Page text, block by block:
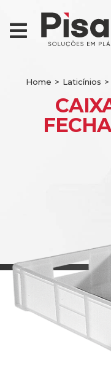
Home > Laticínios >